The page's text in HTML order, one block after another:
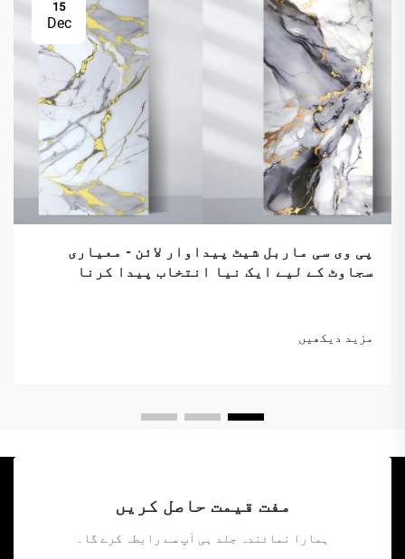
15
Dec
پی وی سی ماربل شیٹ پیداوار لائن - معیاری
سجاوٹ کے لیے ایک نیا انتخاب پیدا کرنا
مزید دیکھیں
مفت قیمت حاصل کریں
ہمارا نمائندہ جلد ہی آپ سے رابطہ کرے گا۔